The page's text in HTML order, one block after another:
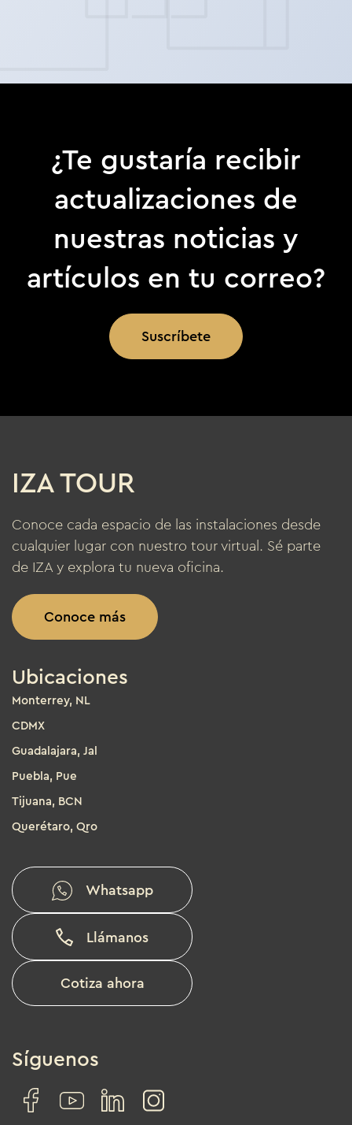
¿Te gustaría recibir
actualizaciones de
nuestras noticias y
artículos en tu correo?
Suscríbete
IZA TOUR
Conoce cada espacio de las instalaciones desde
cualquier lugar con nuestro tour virtual. Sé parte
de IZA y explora tu nueva oficina.
Conoce más
Ubicaciones
Monterrey, NL
CDMX
Guadalajara, Jal
Puebla, Pue
Tijuana, BCN
Querétaro, Qro
Whatsapp
Llámanos
Cotiza ahora
Síguenos